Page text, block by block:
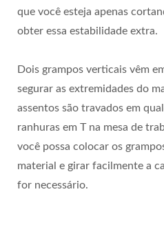
que você esteja apenas
obter essa estabilidade extra.
Dois grampos verticais vêm
segurar as extremidades do
assentos são travados em
ranhuras em T na mesa de
você possa colocar os
material e girar facilmente a
for necessário.